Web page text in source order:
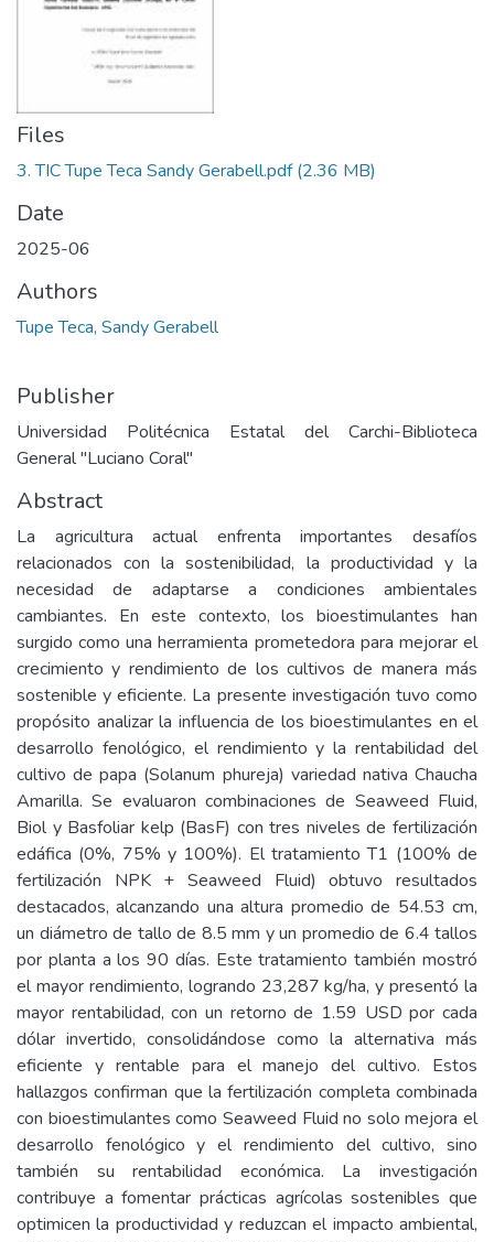
Files
3. TIC Tupe Teca Sandy Gerabell.pdf(2.36 MB)
Date
2025-06
Authors
Tupe Teca, Sandy Gerabell
Publisher
Universidad Politécnica Estatal del Carchi-Biblioteca
General "Luciano Coral"
Abstract
La agricultura actual enfrenta importantes desafíos
relacionados con la sostenibilidad, la productividad y la
necesidad de adaptarse a condiciones ambientales
cambiantes. En este contexto, los bioestimulantes han
surgido como una herramienta prometedora para mejorar el
crecimiento y rendimiento de los cultivos de manera más
sostenible y eficiente. La presente investigación tuvo como
propósito analizar la influencia de los bioestimulantes en el
desarrollo fenológico, el rendimiento y la rentabilidad del
cultivo de papa (Solanum phureja) variedad nativa Chaucha
Amarilla. Se evaluaron combinaciones de Seaweed Fluid,
Biol y Basfoliar kelp (BasF) con tres niveles de fertilización
edáfica (0%, 75% y 100%). El tratamiento T1 (100% de
fertilización NPK + Seaweed Fluid) obtuvo resultados
destacados, alcanzando una altura promedio de 54.53 cm,
un diámetro de tallo de 8.5 mm y un promedio de 6.4 tallos
por planta a los 90 días. Este tratamiento también mostró
el mayor rendimiento, logrando 23,287 kg/ha, y presentó la
mayor rentabilidad, con un retorno de 1.59 USD por cada
dólar invertido, consolidándose como la alternativa más
eficiente y rentable para el manejo del cultivo. Estos
hallazgos confirman que la fertilización completa combinada
con bioestimulantes como Seaweed Fluid no solo mejora el
desarrollo fenológico y el rendimiento del cultivo, sino
también su rentabilidad económica. La investigación
contribuye a fomentar prácticas agrícolas sostenibles que
optimicen la productividad y reduzcan el impacto ambiental,